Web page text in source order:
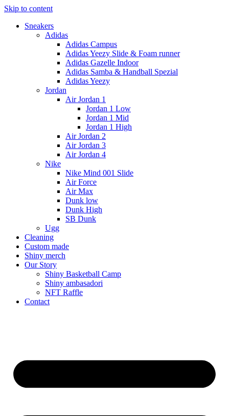
Skip to content
Sneakers
Adidas
Adidas Campus
Adidas Yeezy Slide & Foam runner
Adidas Gazelle Indoor
Adidas Samba & Handball Spezial
Adidas Yeezy
Jordan
Air Jordan 1
Jordan 1 Low
Jordan 1 Mid
Jordan 1 High
Air Jordan 2
Air Jordan 3
Air Jordan 4
Nike
Nike Mind 001 Slide
Air Force
Air Max
Dunk low
Dunk High
SB Dunk
Ugg
Cleaning
Custom made
Shiny merch
Our Story
Shiny Basketball Camp
Shiny ambasadori
NFT Raffle
Contact